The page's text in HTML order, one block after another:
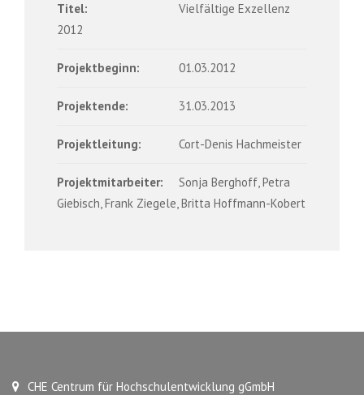
Titel:
Vielfältige Exzellenz
2012
Projektbeginn: 01.03.2012
Projektende: 31.03.2013
Projektleitung: Cort-Denis Hachmeister
Projektmitarbeiter:
Sonja Berghoff, Petra
Giebisch, Frank Ziegele, Britta Hoffmann-Kobert
CHE Centrum für Hochschulentwicklung gGmbH